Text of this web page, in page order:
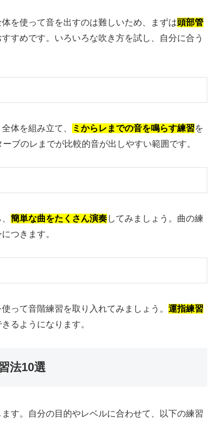
を使って音を出すのは難しいため、まずは頭部管
すめです。いろいろな吹き方を試し、自分に合う
体を組み立て、 ミからレまでの音を鳴らす練習を
ブのレまでが比較的音が出しやすい範囲です。
簡単な曲をたくさん演奏 してみましょう。曲の練
つきます。
って音階練習を取り入れてみましょう。 運指練習
るようになります。
法10選
す。自分の目的やレベルに合わせて、以下の練習